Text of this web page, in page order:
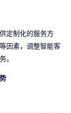
定制化的服务方
因素，调整智能客
。